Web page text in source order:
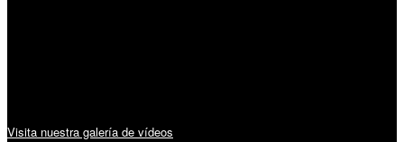
Visita nuestra galería de vídeos